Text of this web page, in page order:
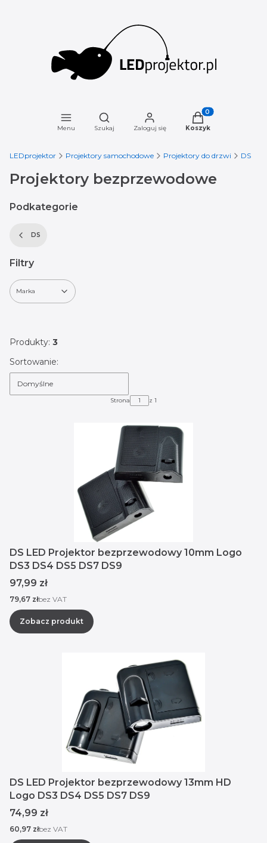
Menu
Otwórz wyszukiwarkę
Szukaj Zaloguj się
Produkty w
Koszyk
LEDprojektor Projektory samochodowe Projektory do drzwi DS
Projektory bezprzewodowe
Podkategorie
DS
Filtry
Marka
Produkty: 3
Lista produktów
Sortowanie:
Domyślne
Strona z 1
DS LED Projektor bezprzewodowy 10mm Logo
DS3 DS4 DS5 DS7 DS9
Cena
97,99 zł
Cena
79,67 złbez VAT
Zobacz produkt
DS LED Projektor bezprzewodowy 13mm HD
Logo DS3 DS4 DS5 DS7 DS9
Cena
74,99 zł
Cena
60,97 złbez VAT